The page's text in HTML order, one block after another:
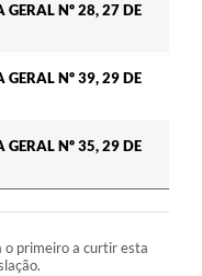
Nº 28, 27 DE
Nº 39, 29 DE
Nº 35, 29 DE
o primeiro a curtir esta